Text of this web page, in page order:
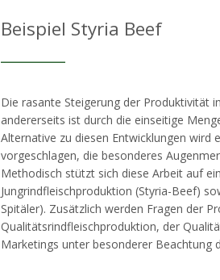
Beispiel Styria Beef
Die rasante Steigerung der Produktivität
andererseits ist durch die einseitige
Alternative zu diesen Entwicklungen
vorgeschlagen, die besonderes
Methodisch stützt sich diese Arbeit auf
Jungrindfleischproduktion (Styria-Beef)
Spitäler). Zusätzlich werden Fragen der
Qualitätsrindfleischproduktion, der
Marketings unter besonderer Beachtung